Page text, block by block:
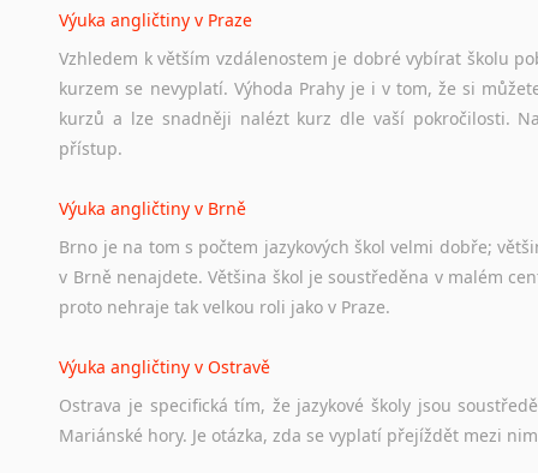
Výuka angličtiny v Praze
Vzhledem k větším vzdálenostem je dobré vybírat školu
kurzem se nevyplatí. Výhoda Prahy je i v tom, že si
kurzů a lze snadněji nalézt kurz dle vaší pokročilosti.
přístup.
Výuka angličtiny v Brně
Brno je na tom s počtem jazykových škol velmi dobře;
v Brně nenajdete. Většina škol je soustředěna v malém
proto nehraje tak velkou roli jako v Praze.
Výuka angličtiny v Ostravě
Ostrava je specifická tím, že jazykové školy jsou
Mariánské hory. Je otázka, zda se vyplatí přejíždět mezi